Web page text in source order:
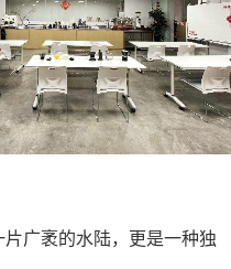
片广袤的水陆，更是一种独